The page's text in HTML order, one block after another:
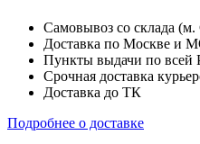
Самовывоз со склада (м.
Доставка по Москве и
Пункты выдачи по всей
Срочная доставка
Доставка до ТК
Подробнее о доставке